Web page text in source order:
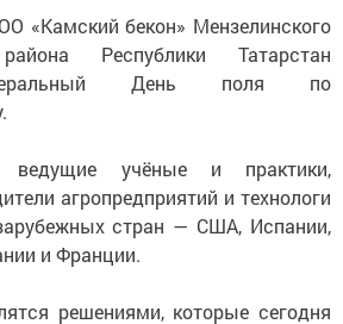
«Камский бекон» Мензелинского
Республики Татарстан
День поля по
ведущие учёные и практики,
агропредприятий и технологи
стран — США, Испании,
и Франции.
решениями, которые сегодня